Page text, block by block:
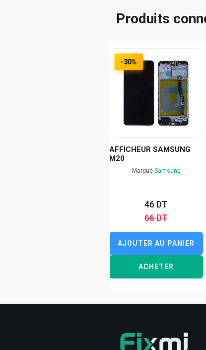
Produits
-30%
AFFICHEUR SAMSUNG
M20
Marque Samsung
46 DT
66 DT
AJOUTER AU PANIER
ACHETER